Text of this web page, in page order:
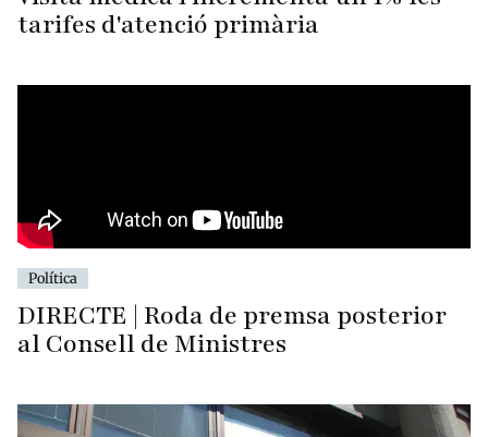
tarifes d'atenció primària
Política
DIRECTE | Roda de premsa posterior
al Consell de Ministres